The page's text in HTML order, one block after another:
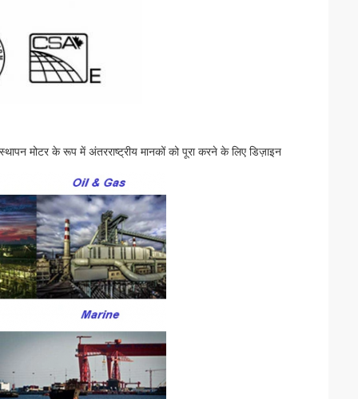
मोटर के रूप में अंतरराष्ट्रीय मानकों को पूरा करने के लिए डिज़ाइन